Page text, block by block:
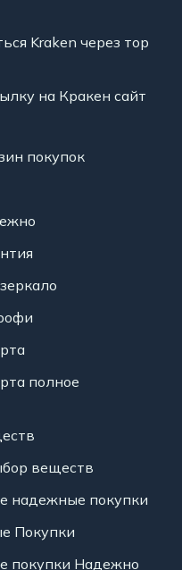
Kraken через тор
на Кракен сайт
покупок
полное
веществ
надежные покупки
Покупки
покупки Надежно